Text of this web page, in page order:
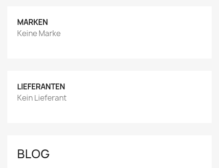
MARKEN
Keine Marke
LIEFERANTEN
Kein Lieferant
BLOG